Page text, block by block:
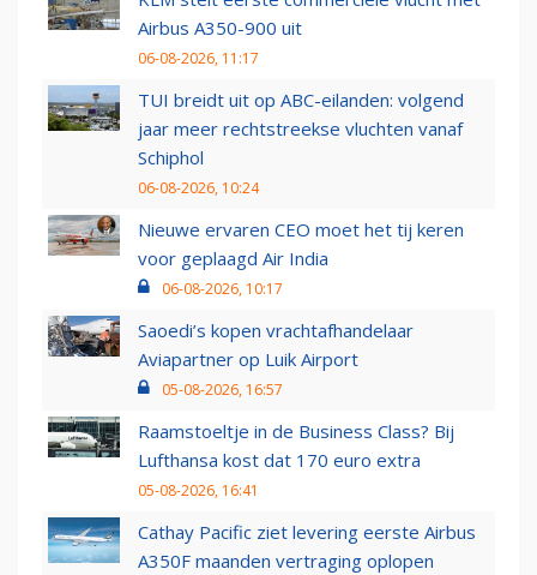
Airbus A350-900 uit
06-08-2026, 11:17
TUI breidt uit op ABC-eilanden: volgend
jaar meer rechtstreekse vluchten vanaf
Schiphol
06-08-2026, 10:24
Nieuwe ervaren CEO moet het tij keren
voor geplaagd Air India
06-08-2026, 10:17
Saoedi’s kopen vrachtafhandelaar
Aviapartner op Luik Airport
05-08-2026, 16:57
Raamstoeltje in de Business Class? Bij
Lufthansa kost dat 170 euro extra
05-08-2026, 16:41
Cathay Pacific ziet levering eerste Airbus
A350F maanden vertraging oplopen